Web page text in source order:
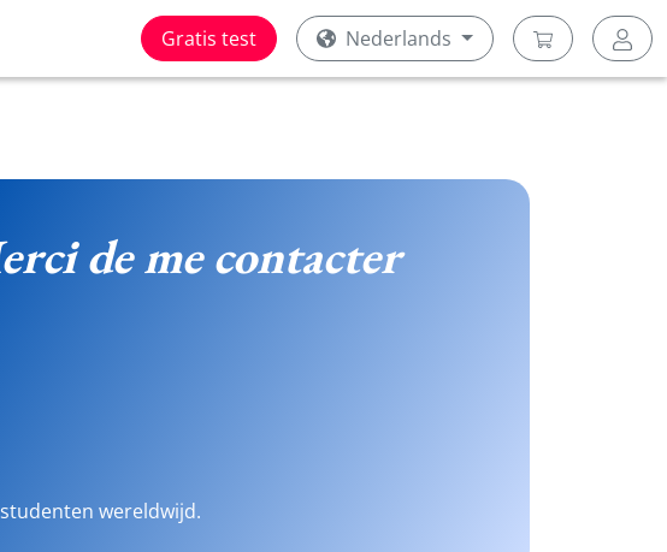
Gratis test Nederlands
de me contacter
wereldwijd.